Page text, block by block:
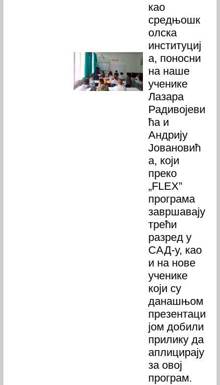
као
средњошк
олска
институциј
а, поносни
на наше
ученике
Лазара
Радивојеви
ћа и
Андрију
Јовановић
а, који
преко
„FLEX”
програма
завршавају
трећи
разред у
САД-у, као
и на нове
ученике
који су
данашњом
презентаци
јом добили
прилику да
аплицирају
за овој
програм.